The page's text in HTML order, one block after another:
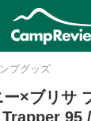
プグッズ
×ブリサ
95